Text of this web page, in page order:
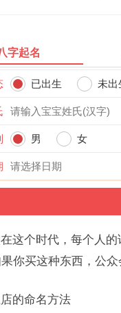
字起名
已出生 未出
男 女
这个时代，每个人
你买这种东西，公
的命名方法